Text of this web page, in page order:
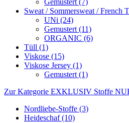
Gemustert (7)
Sweat / Sommersweat / French
UNi (24)
Gemustert (11)
ORGANIC (6)
Tüll (1)
Viskose (15)
Viskose Jersey (1)
Gemustert (1)
Zur Kategorie EXKLUSIV Stoffe
Nordliebe-Stoffe (3)
Heideschaf (10)